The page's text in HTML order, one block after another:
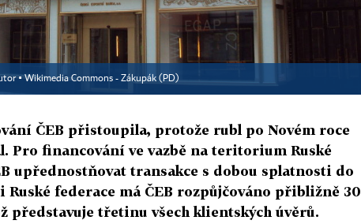
▪Wikimedia Commons - Zákupák (PD)
ČEB přistoupila, protože rubl po Novém roce
Pro financování ve vazbě na teritorium Ruské
upřednostňovat transakce s dobou splatnosti do
Ruské federace má ČEB rozpůjčováno přibližně 30
představuje třetinu všech klientských úvěrů.